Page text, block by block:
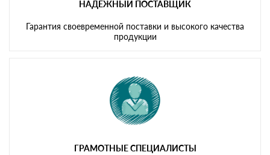
НАДЕЖНЫЙ ПОСТАВЩИК
Гарантия своевременной поставки и высокого качества
продукции
ГРАМОТНЫЕ СПЕЦИАЛИСТЫ